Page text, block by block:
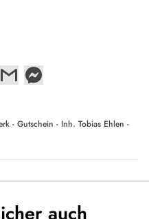
- Gutschein - Inh. Tobias Ehlen -
auch